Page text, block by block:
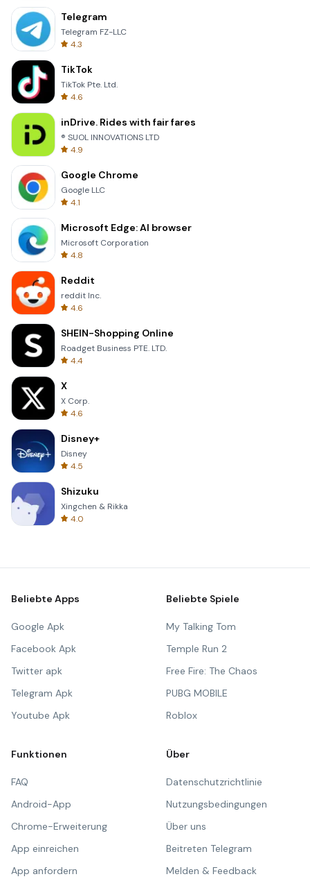
Telegram
Telegram FZ-LLC
4.3
TikTok
TikTok Pte. Ltd.
4.6
inDrive. Rides with fair fares
® SUOL INNOVATIONS LTD
4.9
Google Chrome
Google LLC
4.1
Microsoft Edge: AI browser
Microsoft Corporation
4.8
Reddit
reddit Inc.
4.6
SHEIN-Shopping Online
Roadget Business PTE. LTD.
4.4
X
X Corp.
4.6
Disney+
Disney
4.5
Shizuku
Xingchen & Rikka
4.0
Beliebte Apps
Google Apk
Facebook Apk
Twitter apk
Telegram Apk
Youtube Apk
Beliebte Spiele
My Talking Tom
Temple Run 2
Free Fire: The Chaos
PUBG MOBILE
Roblox
Funktionen
FAQ
Android-App
Chrome-Erweiterung
App einreichen
App anfordern
Über
Datenschutzrichtlinie
Nutzungsbedingungen
Über uns
Beitreten Telegram
Melden & Feedback